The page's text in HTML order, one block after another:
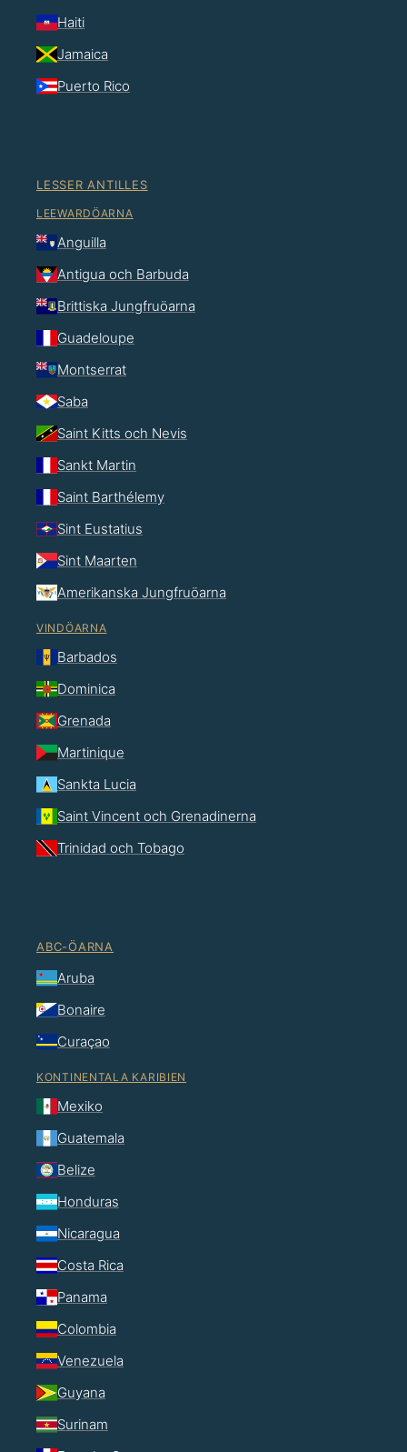
Haiti
Jamaica
Puerto Rico
LESSER ANTILLES
LEEWARDÖARNA
Anguilla
Antigua och Barbuda
Brittiska Jungfruöarna
Guadeloupe
Montserrat
Saba
Saint Kitts och Nevis
Sankt Martin
Saint Barthélemy
Sint Eustatius
Sint Maarten
Amerikanska Jungfruöarna
VINDÖARNA
Barbados
Dominica
Grenada
Martinique
Sankta Lucia
Saint Vincent och Grenadinerna
Trinidad och Tobago
ABC-ÖARNA
Aruba
Bonaire
Curaçao
KONTINENTALA KARIBIEN
Mexiko
Guatemala
Belize
Honduras
Nicaragua
Costa Rica
Panama
Colombia
Venezuela
Guyana
Surinam